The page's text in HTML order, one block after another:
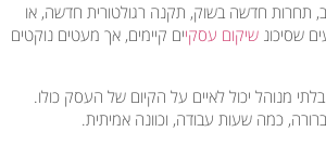
תחרות חדשה בשוק, תקנה רגולטורית חדשה, או
שסיכונ שיקום עסקיים קיימים, אך מעטים נוקטים
בלתי מנוהל יכול לאיים על הקיום של העסק כולו.
כמה שעות עבודה, וכוונה אמיתית.